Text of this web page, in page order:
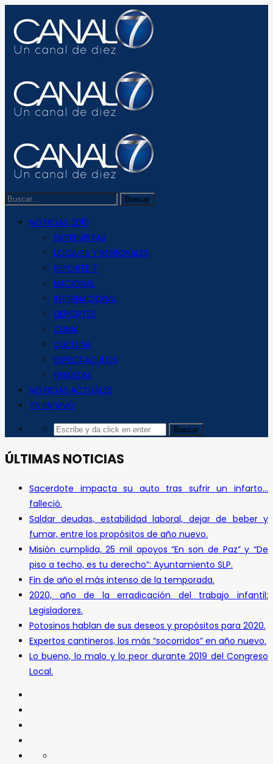
NOTICIAS 2019
ENTREVISTAS
LOCALES Y REGIONALES
REPORTE 7
NACIONAL
INTERNACIONAL
DEPORTES
CLIMA
CULTURA
ESPECTACULOS
FINANZAS
NOTICIAS ACTUALES
TV EN VIVO
ÚLTIMAS NOTICIAS
Sacerdote impacta su auto tras sufrir un infarto…
falleció.
Saldar deudas, estabilidad laboral, dejar de beber y
fumar, entre los propósitos de año nuevo.
Misión cumplida, 25 mil apoyos “En son de Paz” y “De
piso a techo, es tu derecho”: Ayuntamiento SLP.
Fin de año el más intenso de la temporada.
2020, año de la erradicación del trabajo infantil:
Legisladores.
Potosinos hablan de sus deseos y propósitos para 2020.
Expertos cantineros, los más “socorridos” en año nuevo.
Lo bueno, lo malo y lo peor durante 2019 del Congreso
Local.